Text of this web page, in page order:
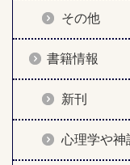
その他
書籍情報
新刊
心理学や神